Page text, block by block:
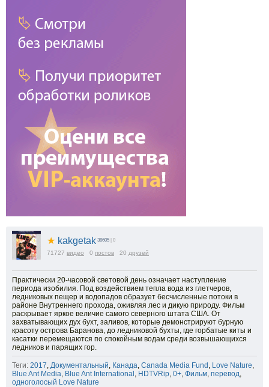
★ kakgetak 38605 | 0
71727 видео 0 постов 20 друзей
Практически 20-часовой световой день означает наступление
периода изобилия. Под воздействием тепла вода из глетчеров,
ледниковых пещер и водопадов образует бесчисленные потоки в
районе Внутреннего прохода, оживляя лес и дикую природу. Фильм
раскрывает яркое величие самого северного штата США. От
захватывающих дух бухт, заливов, которые демонстрируют бурную
красоту острова Баранова, до ледниковой бухты, где горбатые киты и
касатки перемещаются по спокойным водам среди возвышающихся
ледников и парящих гор.
Теги: 2017 Документальный Канада Canada Media Fund Love Nature
Blue Ant Media Blue Ant International HDTVRip 0+ Фильм перевод
одноголосый Love Nature